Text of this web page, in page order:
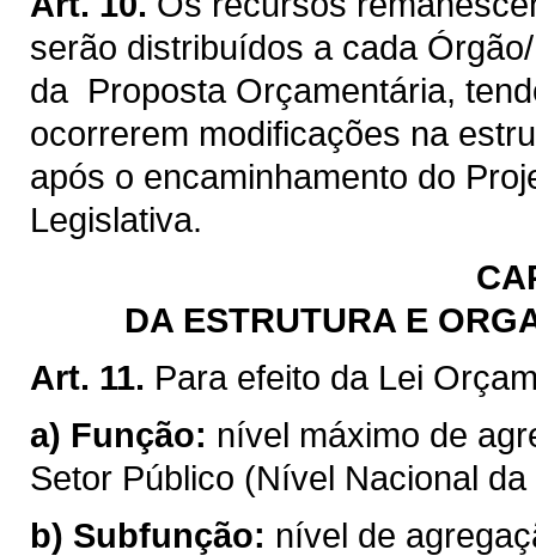
serão distribuídos a cada
da Proposta Orçamentária,
ocorrerem modificações na
após o encaminhamento do
Legislativa.
DA ESTRUTURA E
Art. 11. Para efeito da Lei
a) Função: nível máximo de
Setor Público (Nível Nacional
b) Subfunção: nível de